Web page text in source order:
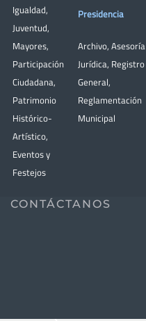
Igualdad,
Juventud,
Mayores,
Participación
Ciudadana,
Patrimonio
Histórico-
Artístico,
Eventos y
Festejos
Presidencia
Archivo, Asesoría
Jurídica, Registro
General,
Reglamentación
Municipal
CONTÁCTANOS